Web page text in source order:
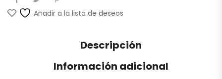
Añadir a la lista de deseos
Descripción
Información adicional